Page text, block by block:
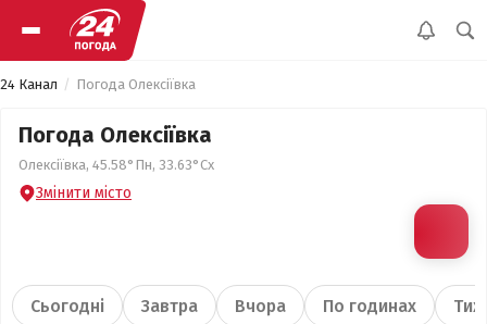
24 Канал Погода Олексіївка
Погода Олексіївка
Олексіївка, 45.58°Пн, 33.63°Сх
Змінити місто
Сьогодні Завтра Вчора По годинах